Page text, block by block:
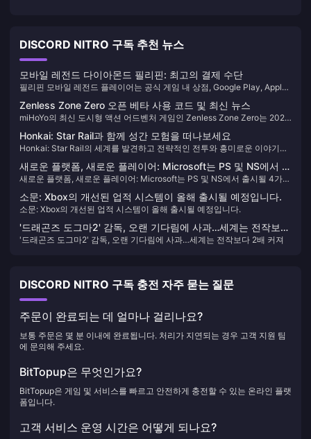
DISCORD NITRO 구독 추천 뉴스
모바일 레전드 다이아몬드 필리핀: 최고의 결제 수단
필리핀 모바일 레전드 플레이어는 공식 게임 내 상점, Google Play, Apple
Smart와 같은 현지 결제 수단을 사용하여 다이아몬드를 구매할 수 있습니
다. 12%의 부가가치세는 모든 디지털 구매에 적용되며, 모든 플랫폼의 최종
가격에 영향을 미칩니다.
Zenless Zone Zero 오픈 베타 사용 코드 및 최신 뉴스
miHoYo의 최신 도시형 액션 어드벤처 게임인 Zenless Zone Zero는 2024
배경으로 하는 이 게임은 플레이어를 "Hollows"라고 알려진 초자연적 재해
의 영향을 받는 세계로 몰아넣습니다. ." 플레이어는 이러한 이상 현상에 맞
서 싸우고 그 뒤에 숨겨진 미스터리를 밝혀내기 위해 다양한 임무를 수행하
게 됩니다.
Honkai: Star Rail과 함께 성간 모험을 떠나보세요
Honkai: Star Rail의 세계를 발견하고 전략적인 전투와 흥미로운 이야기로
를 통해 모험을 강화하는 방법을 알아보세요.
새로운 플랫폼, 새로운 플레이어: Microsoft는 PS 및 NS에서 출
시될 4가지 자사 작품 목록을 공식 발표했습니다.
새로운 플랫폼, 새로운 플레이어: Microsoft는 PS 및 NS에서 출시될 4가지
소문: Xbox의 개선된 업적 시스템이 올해 출시될 예정입니다.
소문: Xbox의 개선된 업적 시스템이 올해 출시될 예정입니다.
'드래곤즈 도그마2' 감독, 오랜 기다림에 사과…세계는 전작보다
2배 커져
'드래곤즈 도그마2' 감독, 오랜 기다림에 사과…세계는 전작보다 2배 커져
DISCORD NITRO 구독 충전 자주 묻는 질문
주문이 완료되는 데 얼마나 걸리나요?
보통 주문은 몇 분 이내에 완료됩니다. 처리가 지연되는 경우 고객 지원 팀
에 문의해 주세요.
BitTopup은 무엇인가요?
BitTopup은 게임 및 서비스를 빠르고 안전하게 충전할 수 있는 온라인 플랫
폼입니다.
고객 서비스 운영 시간은 어떻게 되나요?